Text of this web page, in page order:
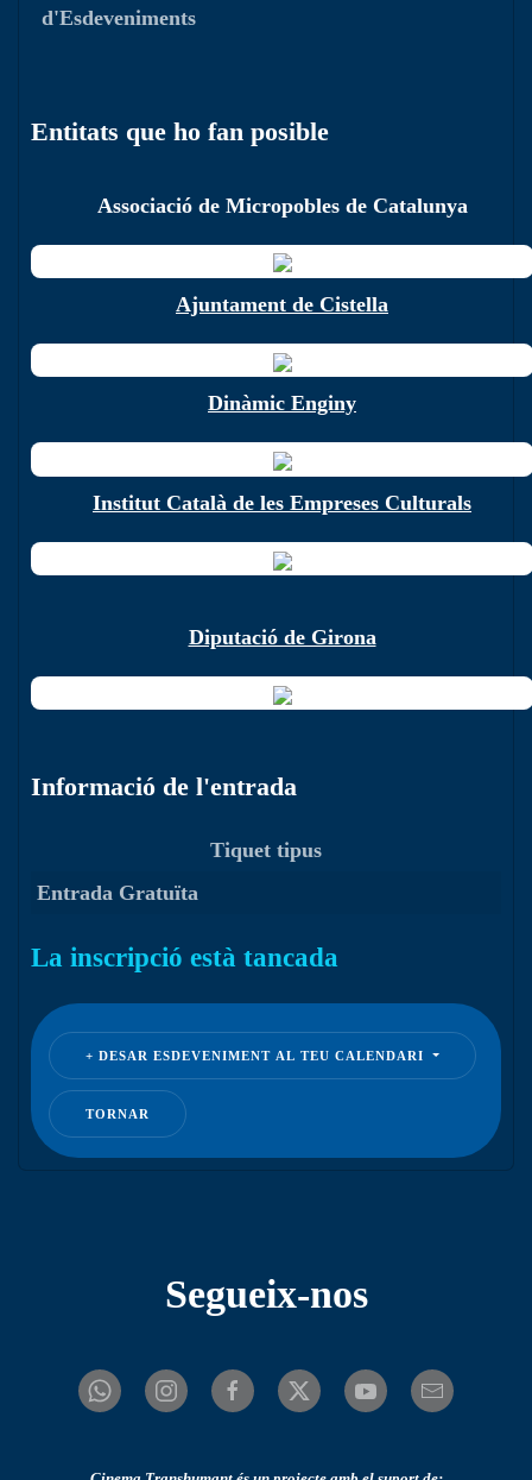
d'Esdeveniments
Entitats que ho fan posible
Associació de Micropobles de Catalunya
Ajuntament de Cistella
Dinàmic Enginy
Institut Català de les Empreses Culturals
Diputació de Girona
Informació de l'entrada
Tiquet tipus
Entrada Gratuïta
La inscripció està tancada
DESAR ESDEVENIMENT AL TEU CALENDARI
TORNAR
Segueix-nos